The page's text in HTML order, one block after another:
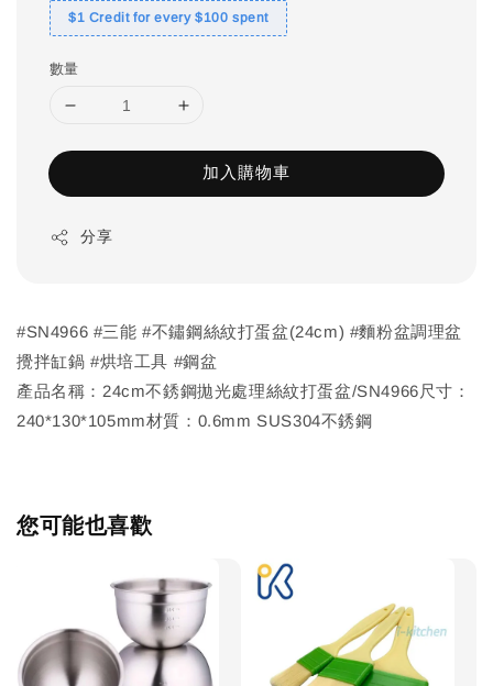
$1 Credit for every $100 spent
數量
加入購物車
分享
#SN4966 #三能 #不鏽鋼絲紋打蛋盆(24cm) #麵粉盆調理盆
攪拌缸鍋 #烘培工具 #鋼盆
產品名稱：24cm不銹鋼拋光處理絲紋打蛋盆/SN4966尺寸：
240*130*105mm材質：0.6mm SUS304不銹鋼
您可能也喜歡